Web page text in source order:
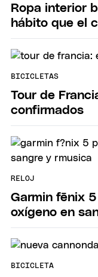
Ropa interior
hábito que el
BICICLETAS
Tour de
confirmados
RELOJ
Garmin fēnix
oxígeno en
BICICLETA